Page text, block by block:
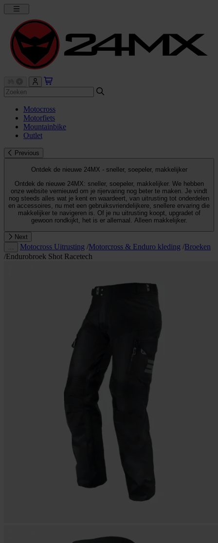
Motocross
Motorfiets
Mountainbike
Outlet
Previous
Ontdek de nieuwe 24MX - sneller, soepeler, makkelijker
Ontdek de nieuwe 24MX: sneller, soepeler, makkelijker. We hebben
onze website vernieuwd om je rijervaring nog beter te maken. Je vindt
nog steeds alles wat je kent en waardeert, van uitrusting tot onderdelen
en accessoires, nu met een gebruiksvriendelijkere, snellere ervaring die
makkelijker te navigeren is. Of je nu uitrusting koopt, upgradet of
gewoon rondkijkt, het is er allemaal. Alleen makkelijker.
Next
Motocross Uitrusting /Motorcross & Enduro kleding /Broeken
/Endurobroek Shot Racetech